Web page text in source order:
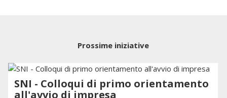
Prossime iniziative
SNI - Colloqui di primo orientamento
all'avvio di impresa